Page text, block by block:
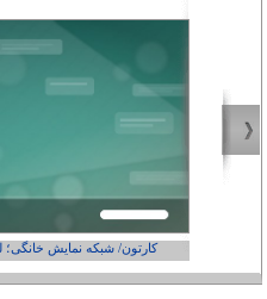
کارتون/ شبکه نمایش